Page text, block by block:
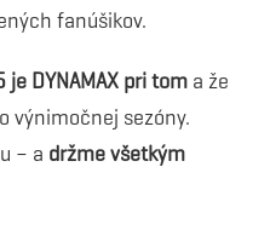
fanúšikov.
DYNAMAX pri tom a že
výnimočnej sezóny.
– a držme všetkým